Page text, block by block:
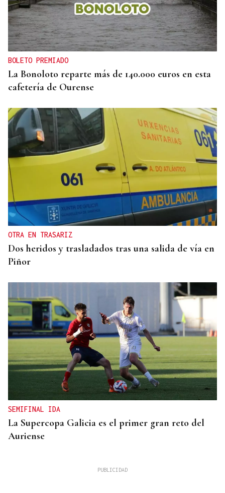
INTERNACIONALIZACIÓN
Sodercan ofrece un programa gratuito para
ayudar a las pymes cántabras a iniciarse en la
exportación
BOLETO PREMIADO
La Bonoloto reparte más de 140.000 euros en esta
cafetería de Ourense
OTRA EN TRASARIZ
Dos heridos y trasladados tras una salida de vía en
Piñor
SEMIFINAL IDA
La Supercopa Galicia es el primer gran reto del
Auriense